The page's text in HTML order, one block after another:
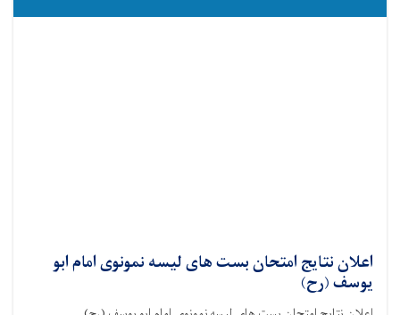
اعلان نتایج امتحان بست های لیسه نمونوی امام ابو
یوسف (رح)